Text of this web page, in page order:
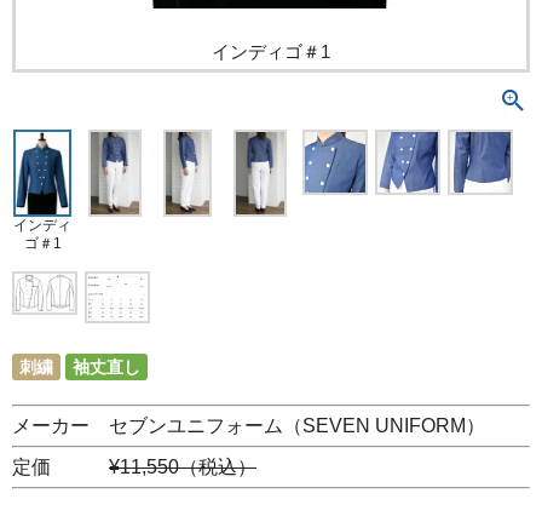
インディゴ＃1
インディ
ゴ＃1
刺繍 袖丈直し
メーカー セブンユニフォーム（SEVEN UNIFORM）
定価 ¥11,550（税込）